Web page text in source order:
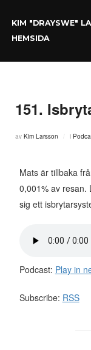
KIM "DRAYSWE"
HEMSIDA
151.
av Kim Larsson i
Mats är tillbaka
0,001% av resan.
sig ett
Podcast: Play in
Subscribe: RSS